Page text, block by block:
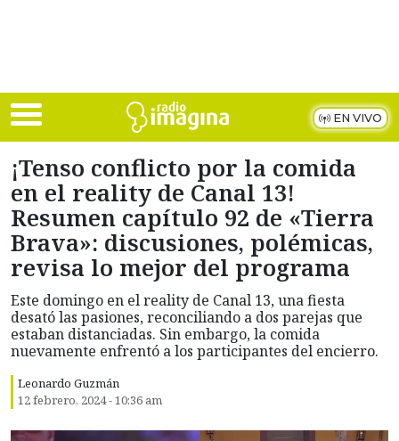
EN VIVO
¡Tenso conflicto por la comida
en el reality de Canal 13!
Resumen capítulo 92 de «Tierra
Brava»: discusiones, polémicas,
revisa lo mejor del programa
Este domingo en el reality de Canal 13, una fiesta
desató las pasiones, reconciliando a dos parejas que
estaban distanciadas. Sin embargo, la comida
nuevamente enfrentó a los participantes del encierro.
Leonardo Guzmán
12 febrero, 2024 - 10:36 am